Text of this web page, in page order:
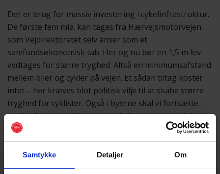
Samtykke Detaljer Om
Der er brug for massiv investering i cykelinfrastruktur.
De første fem mia. kan tages fra Hærvejsmotorvejen,
som Vejdirektoratet selv anser som et
samfundsøkonomisk tab. Her og nu bør en 1,5 m lov
vedtages for større tryghed. Altså en minimumsafstand
mellem biler og cykler på vejen. Et sådan tiltag koster
intet – her kræves blot politisk vilje til at skabe større
tryghed for cyklister. Også i byerne skal vi fortsætte
med at fremme cykling – som du kan læse om i dette
nummer, hvor vi fortæller om kampagnen “30 er det
nye 50”.